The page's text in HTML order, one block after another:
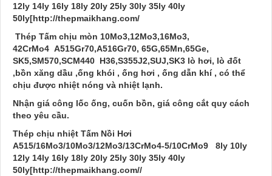
12ly 14ly 16ly 18ly 20ly 25ly 30ly 35ly 40ly
50ly[http://thepmaikhang.com/
Thép Tấm chịu mòn 10Mo3,12Mo3,16Mo3,
42CrMo4 A515Gr70,A516Gr70, 65G,65Mn,65Ge,
SK5,SM570,SCM440 H36,S355J2,SUJ,SK3 lò hơi, lò đốt
,bồn xăng dầu ,ống khói , ống hơi , ống dẫn khí , có thể
chịu được nhiệt nóng và nhiệt lạnh.
Nhận giá công lốc ống, cuốn bồn, giá công cắt quy cách
theo yêu cầu.
Thép chịu nhiệt Tấm Nồi Hơi
A515/16Mo3/10Mo3/12Mo3/13CrMo4-5/10CrMo9 8ly 10ly
12ly 14ly 16ly 18ly 20ly 25ly 30ly 35ly 40ly
50ly[http://thepmaikhang.com//